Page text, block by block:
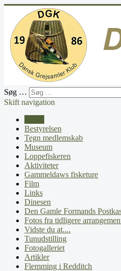
Søg …
Skift navigation
Bestyrelsen
Tegn medlemskab
Museum
Loppefiskeren
Aktiviteter
Gammeldaws fisketure
Film
Links
Dinesen
Den Gamle Formands
Fotos fra tidligere
Vidste du at....
Tunudstilling
Fotogalleriet
Artikler
Flemming i Redditch